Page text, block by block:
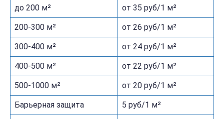
до 200 м² от 35 руб/1 м²
200-300 м² от 26 руб/1 м²
300-400 м² от 24 руб/1 м²
400-500 м² от 22 руб/1 м²
500-1000 м² от 20 руб/1 м²
Барьерная защита 5 руб/1 м²